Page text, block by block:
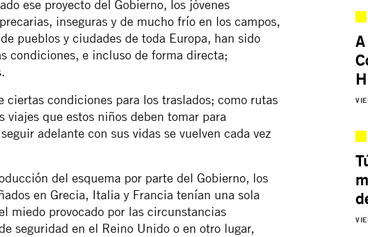
ese proyecto del Gobierno, los jóvenes
inseguras y de mucho frío en los campos,
pueblos y ciudades de toda Europa, han sido
condiciones, e incluso de forma directa;
ciertas condiciones para los traslados; como rutas
viajes que estos niños deben tomar para
adelante con sus vidas se vuelven cada vez
del esquema por parte del Gobierno, los
en Grecia, Italia y Francia tenían una sola
miedo provocado por las circunstancias
seguridad en el Reino Unido o en otro lugar,